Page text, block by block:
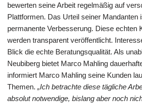
bewerten seine Arbeit regelmäßig auf
Plattformen. Das Urteil seiner Mandanten
permanente Verbesserung. Diese echten
werden transparent veröffentlicht.
Blick die echte Beratungsqualität. Als
Neubiberg bietet Marco Mahling
informiert Marco Mahling seine Kunden
Themen. „Ich betrachte diese tägliche
absolut notwendige, bislang aber noch